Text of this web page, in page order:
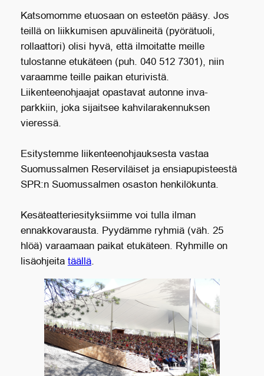
Katsomomme etuosaan on esteetön pääsy. Jos
teillä on liikkumisen apuvälineitä (pyörätuoli,
rollaattori) olisi hyvä, että ilmoitatte meille
tulostanne etukäteen (puh. 040 512 7301), niin
varaamme teille paikan eturivistä.
Liikenteenohjaajat opastavat autonne inva-
parkkiin, joka sijaitsee kahvilarakennuksen
vieressä.
Esitystemme liikenteenohjauksesta vastaa
Suomussalmen Reserviläiset ja ensiapupisteestä
SPR:n Suomussalmen osaston henkilökunta.
Kesäteatteriesityksiimme voi tulla ilman
ennakkovarausta. Pyydämme ryhmiä (väh. 25
hlöä) varaamaan paikat etukäteen. Ryhmille on
lisäohjeita täällä.